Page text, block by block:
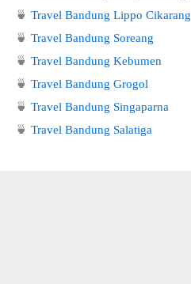
🍵 Travel Bandung Lippo Cikarang
🍵 Travel Bandung Soreang
🍵 Travel Bandung Kebumen
🍵 Travel Bandung Grogol
🍵 Travel Bandung Singaparna
🍵 Travel Bandung Salatiga